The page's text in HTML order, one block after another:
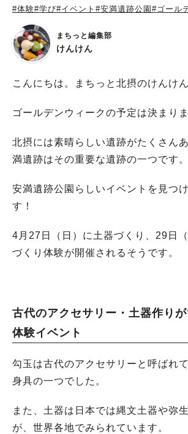
#体験#学び#イベント #安満遺跡公園#ゴール
まちっと編集部
けんけん
こんにちは。まちっと北摂のけんけん
ゴールデンウィークの予定は決まり
北摂には素晴らしい遺跡がたくさん
満遺跡はその重要な遺跡の一つです。
安満遺跡公園らしいイベントを見つ
す！
4月27日（日）に土器づくり、29日
づくり体験が開催されるそうです。
古代のアクセサリー・土器作り
体験イベント
勾玉は古代のアクセサリーと呼ばれ
身具の一つでした。
また、土器は日本では縄文土器や弥
が、世界各地でみられています。